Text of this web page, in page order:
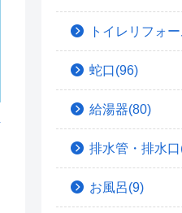
トイレリフォ
蛇口(96)
給湯器(80)
排水管・排水
お風呂(9)